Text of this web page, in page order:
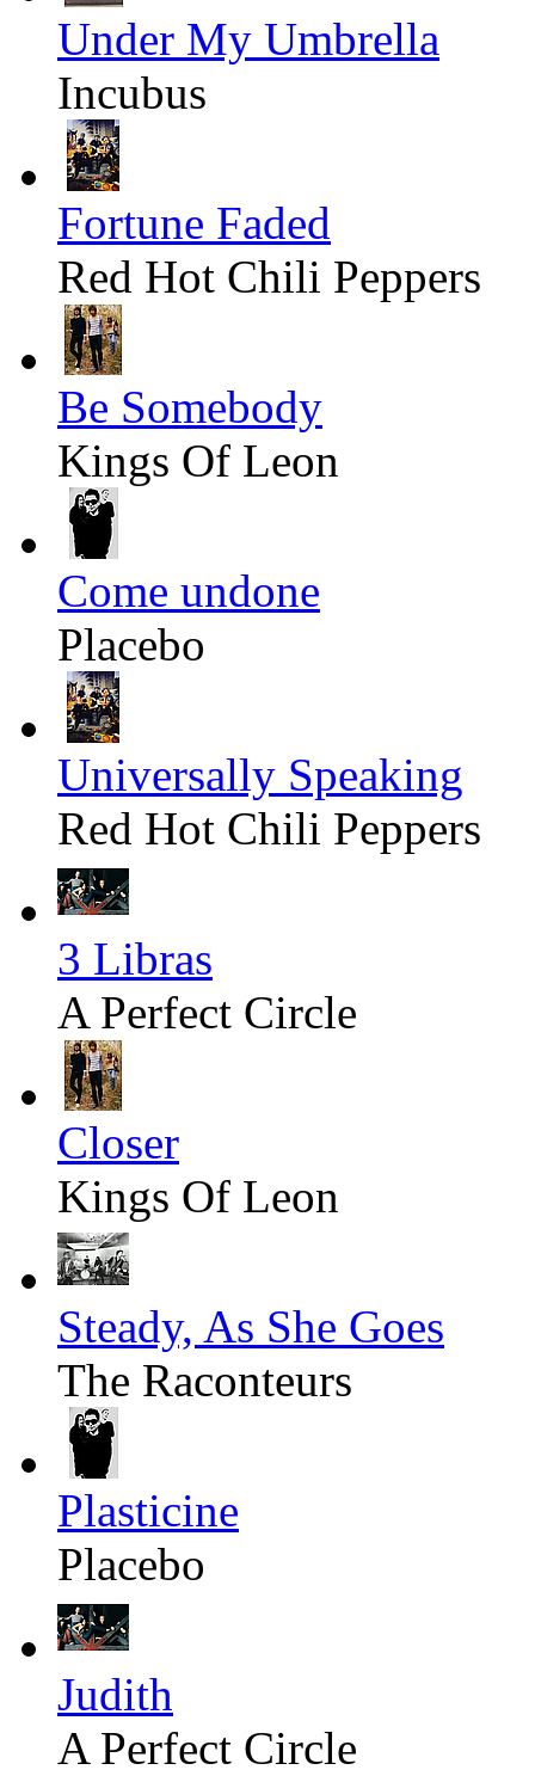
Under My Umbrella
Incubus
Fortune Faded
Red Hot Chili Peppers
Be Somebody
Kings Of Leon
Come undone
Placebo
Universally Speaking
Red Hot Chili Peppers
3 Libras
A Perfect Circle
Closer
Kings Of Leon
Steady, As She Goes
The Raconteurs
Plasticine
Placebo
Judith
A Perfect Circle